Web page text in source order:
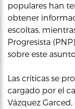
populares han
obtener
escoltas,
Progresista
sobre este
Las críticas se
cargado por el
Vázquez